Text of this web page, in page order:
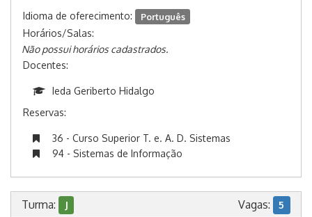
Idioma de oferecimento: Português
Horários/Salas:
Não possui horários cadastrados.
Docentes:
Ieda Geriberto Hidalgo
Reservas:
36 - Curso Superior T. e. A. D. Sistemas
94 - Sistemas de Informação
Turma: J Vagas: 5